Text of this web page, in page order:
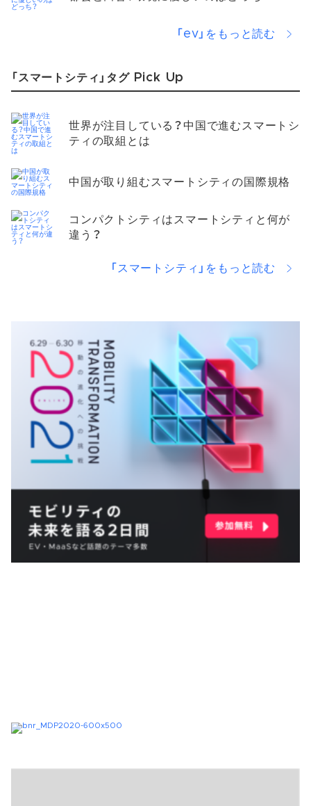
「ev」をもっと読む
「スマートシティ」タグ Pick Up
世界が注目している？中国で進むスマートシ
ティの取組とは
中国が取り組むスマートシティの国際規格
コンパクトシティはスマートシティと何が
違う？
「スマートシティ」をもっと読む